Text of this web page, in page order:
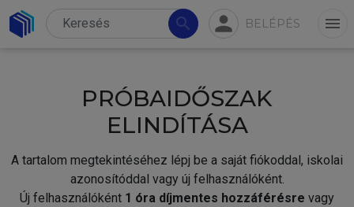
search person BELÉPÉS menu
PRÓBAIDŐSZAK
ELINDÍTÁSA
A tartalom megtekintéséhez lépj be a saját fiókoddal, iskolai
azonosítóddal vagy új felhasználóként.
Új felhasználóként 1 óra díjmentes hozzáférésre vagy